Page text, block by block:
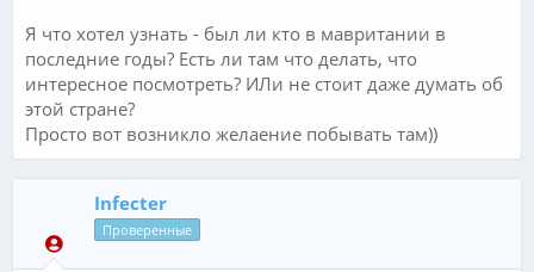
Я что хотел узнать - был ли кто в мавритании в
последние годы? Есть ли там что делать, что
интересное посмотреть? ИЛи не стоит даже думать об
этой стране?
Просто вот возникло желаение побывать там))
Infecter
Проверенные